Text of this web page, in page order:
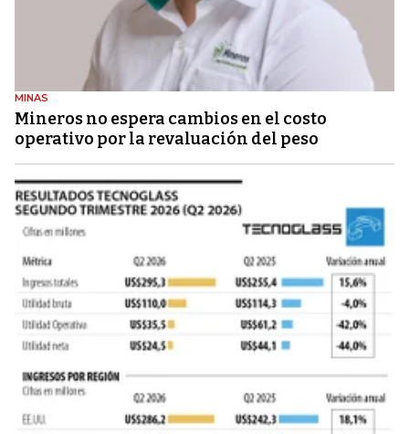
MINAS
Mineros no espera cambios en el costo
operativo por la revaluación del peso